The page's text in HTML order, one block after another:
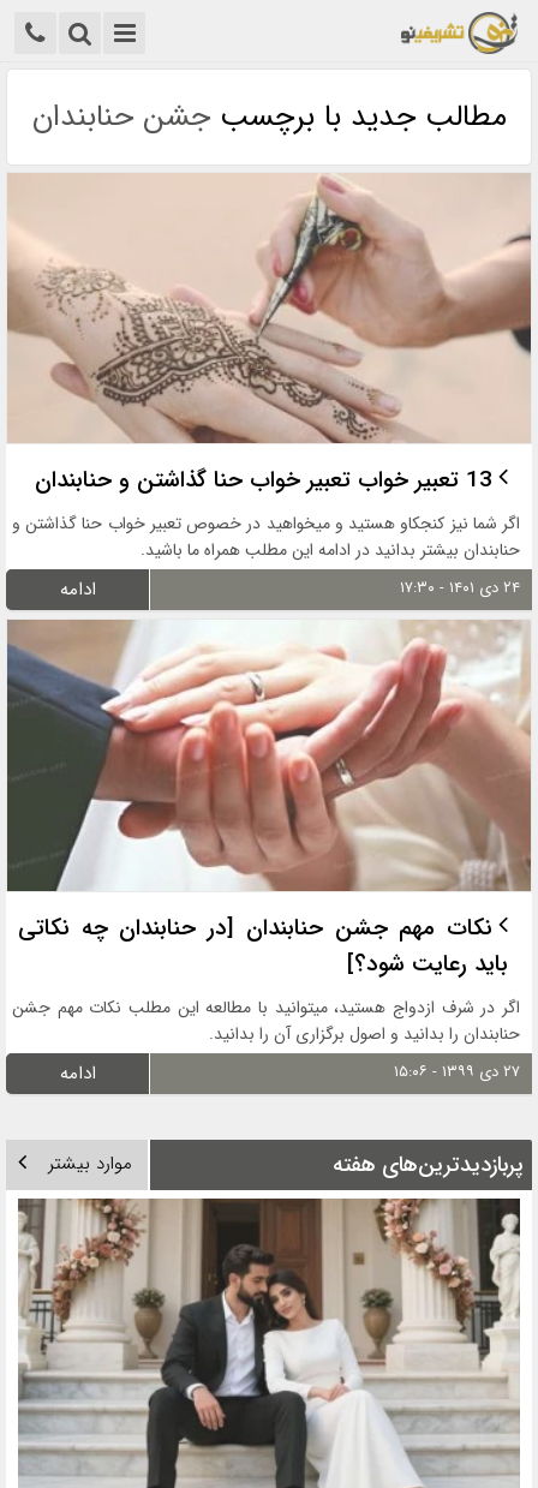
مطالب جدید با برچسب جشن حنابندان
13 تعبیر خواب تعبیر خواب حنا گذاشتن و حنابندان
اگر شما نیز کنجکاو هستید و میخواهید در خصوص تعبیر خواب حنا گذاشتن و
حنابندان بیشتر بدانید در ادامه این مطلب همراه ما باشید.
۲۴ دی ۱۴۰۱ - ۱۷:۳۰ ادامه
نکات مهم جشن حنابندان [در حنابندان چه نکاتی
باید رعایت شود؟]
اگر در شرف ازدواج هستید، میتوانید با مطالعه این مطلب نکات مهم جشن
حنابندان را بدانید و اصول برگزاری آن را بدانید.
۲۷ دی ۱۳۹۹ - ۱۵:۰۶ ادامه
پربازدیدترین‌های هفته موارد بیشتر